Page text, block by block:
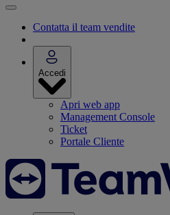
Contatta il team vendite
Accedi
Apri web app
Management Console
Ticket
Portale Cliente